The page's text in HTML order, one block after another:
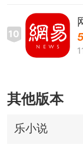
10
其他版本
乐小说